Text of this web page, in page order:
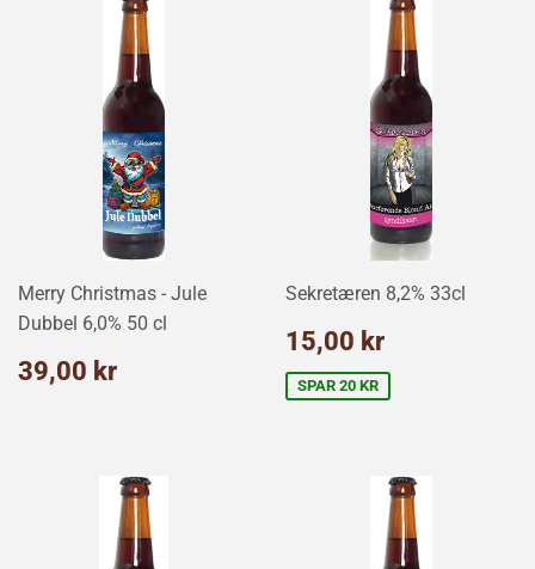
Merry Christmas - Jule
Dubbel 6,0% 50 cl
Normalpris
39,00 kr
Sekretæren 8,2% 33cl
Udsalgspris
15,00 kr
kr
SPAR 20 KR